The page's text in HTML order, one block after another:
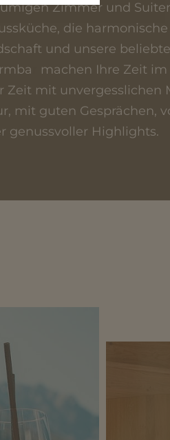
Zimmer und
die
und unsere
machen Ihre Zeit
Zeit mit unvergesslichen
mit guten Gesprächen,
genussvoller Highlights.